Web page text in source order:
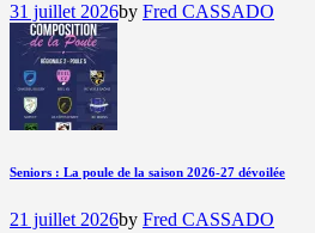
31 juillet 2026by Fred CASSADO
Seniors : La poule de la saison 2026-27 dévoilée
21 juillet 2026by Fred CASSADO